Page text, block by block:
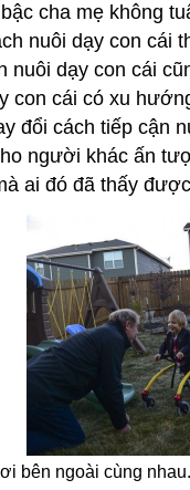
cha mẹ
nuôi dạy con
dạy con cái
con cái có xu
cách tiếp cận
người khác ấn
ai đó đã thấy
bên ngoài cùng